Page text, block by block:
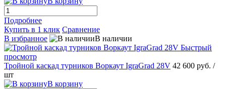
Подробнее
Купить в 1 клик Сравнение
В избранное
В наличии
Быстрый
просмотр
Тройной каскад турников Воркаут IgraGrad 28V 42 600 руб. /
шт
В корзину